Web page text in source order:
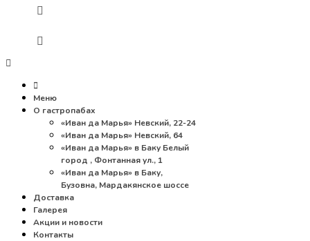
Меню
О гастропабах
«Иван да Марья» Невский, 22-24
«Иван да Марья» Невский, 64
«Иван да Марья» в Баку Белый
город , Фонтанная ул., 1
«Иван да Марья» в Баку,
Бузовна, Мардакянское шоссе
Доставка
Галерея
Акции и новости
Контакты